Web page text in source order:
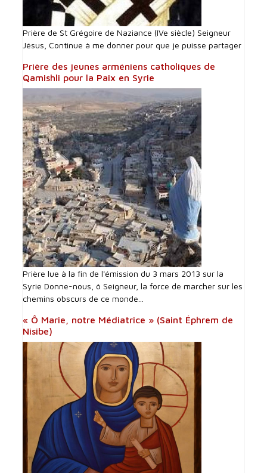
Prière de St Grégoire de Naziance (IVe siècle) Seigneur
Jésus, Continue à me donner pour que je puisse partager
Prière des jeunes arméniens catholiques de
Qamishli pour la Paix en Syrie
Prière lue à la fin de l'émission du 3 mars 2013 sur la
Syrie Donne-nous, ô Seigneur, la force de marcher sur les
chemins obscurs de ce monde...
« Ô Marie, notre Médiatrice » (Saint Éphrem de
Nisibe)